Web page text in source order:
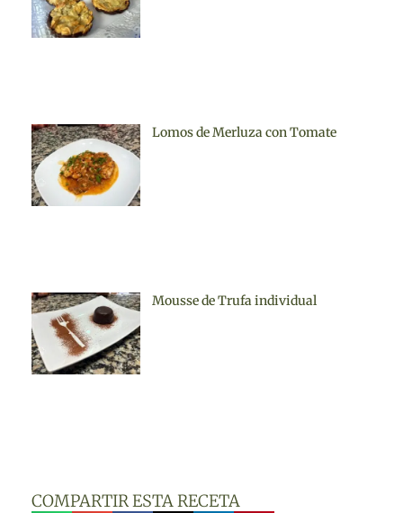
Lomos de Merluza con Tomate
Mousse de Trufa individual
COMPARTIR ESTA RECETA